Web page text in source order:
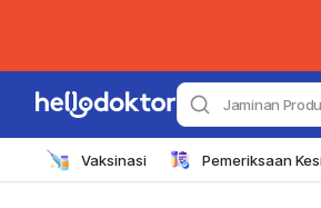
Jaminan
Vaksinasi Pemeriksaan